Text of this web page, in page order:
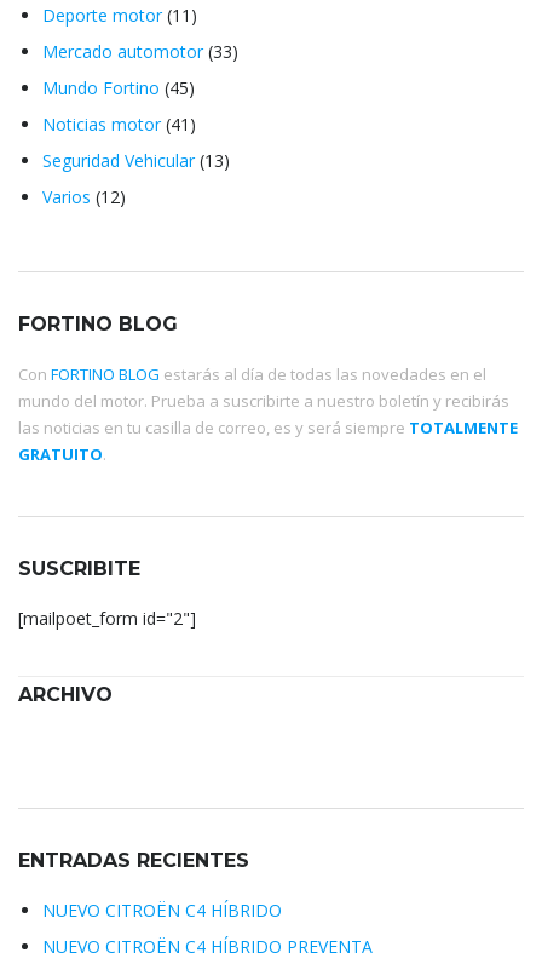
Deporte motor(11)
Mercado automotor(33)
Mundo Fortino (45)
Noticias motor(41)
Seguridad Vehicular(13)
Varios (12)
FORTINO BLOG
Con FORTINO BLOG estarás al día de todas las novedades en el
mundo del motor. Prueba a suscribirte a nuestro boletín y recibirás
las noticias en tu casilla de correo, es y será siempre TOTALMENTE
GRATUITO.
SUSCRIBITE
[mailpoet_form id="2"]
ARCHIVO
ENTRADAS RECIENTES
NUEVO CITROËN C4 HÍBRIDO
NUEVO CITROËN C4 HÍBRIDO PREVENTA